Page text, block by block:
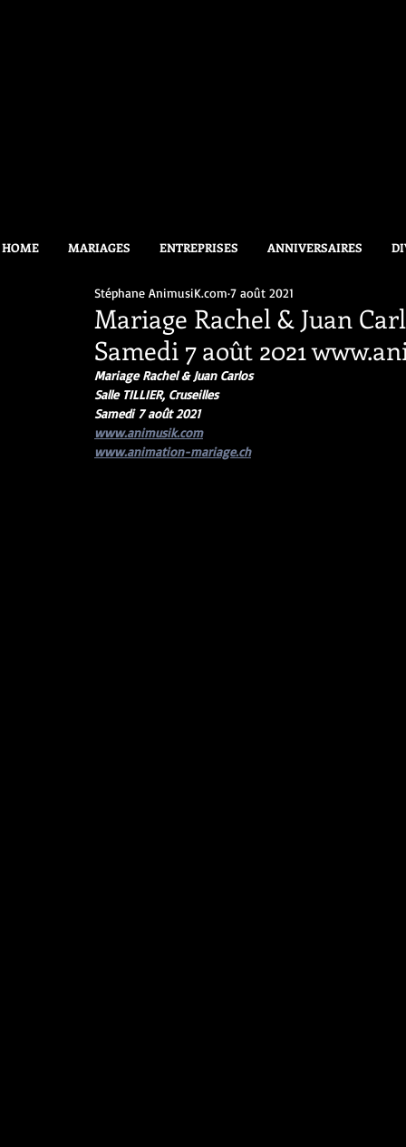
HOME MARIAGES ENTREPRISES ANNIVERSAIRES
Mariage Rachel & Juan
Samedi 7 août 2021
Stéphane AnimusiK.com 7 août 2021
Mariage Rachel & Juan Carlos
Salle TILLIER, Cruseilles
Samedi 7 août 2021
www.animusik.com
www.animation-mariage.ch